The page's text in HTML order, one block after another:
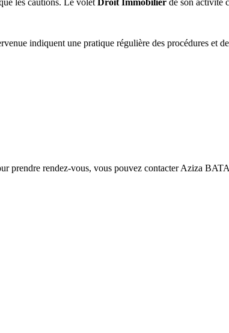
les cautions. Le voletDroit Immobilier de son activité
indiquent une pratique régulière des procédures et
prendre rendez-vous, vous pouvez contacter Aziza